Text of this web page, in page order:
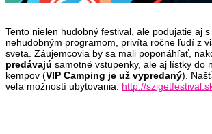
Tento nielen hudobný festival, ale podujatie aj
nehudobným programom, privíta ročne ľudí z
sveta. Záujemcovia by sa mali poponáhľať,
predávajú samotné vstupenky, ale aj lístky do
kempov (VIP Camping je už vypredaný).
veľa možností ubytovania: http://